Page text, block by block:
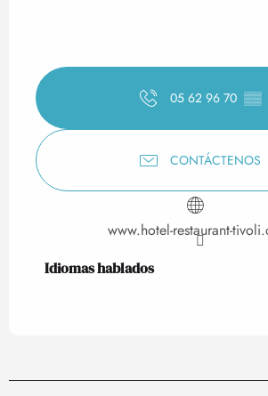
05 62 96 70 ▒▒
CONTÁCTENOS
www.hotel-restaurant-
Idiomas hablados
Idiomas hablados